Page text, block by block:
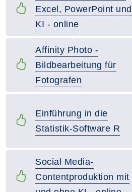
Excel, PowerPoint und
KI - online
Affinity Photo -
Bildbearbeitung für
Fotografen
Einführung in die
Statistik-Software R
Social Media-
Contentproduktion mit